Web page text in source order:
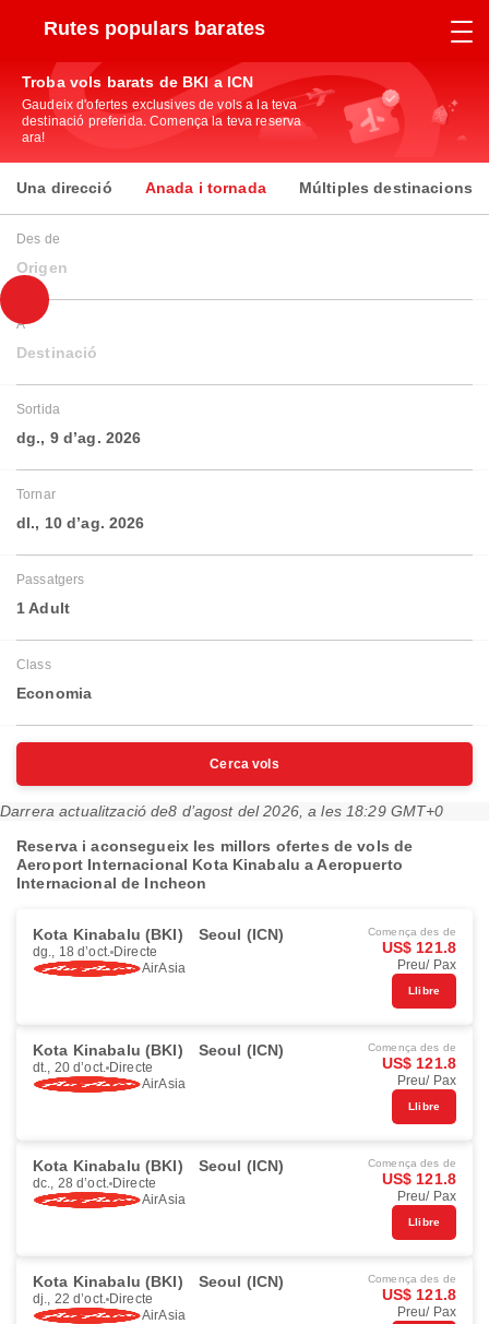
Rutes populars barates
Troba vols barats de BKI a ICN
Gaudeix d'ofertes exclusives de vols a la teva
destinació preferida. Comença la teva reserva
ara!
Una direcció Anada i tornada Múltiples destinacions
Des de
Origen
A
Destinació
Sortida
dg., 9 d’ag. 2026
Tornar
dl., 10 d’ag. 2026
Passatgers
1 Adult
Class
Economia
Cerca vols
Darrera actualització de8 d’agost del 2026, a les 18:29 GMT+0
Reserva i aconsegueix les millors ofertes de vols de
Aeroport Internacional Kota Kinabalu a Aeropuerto
Internacional de Incheon
Kota Kinabalu (BKI) Seoul (ICN)
dg., 18 d’oct. Directe
AirAsia
Comença des de
US$ 121.8
Preu/ Pax
Llibre
Kota Kinabalu (BKI) Seoul (ICN)
dt., 20 d’oct. Directe
AirAsia
Comença des de
US$ 121.8
Preu/ Pax
Llibre
Kota Kinabalu (BKI) Seoul (ICN)
dc., 28 d’oct. Directe
AirAsia
Comença des de
US$ 121.8
Preu/ Pax
Llibre
Kota Kinabalu (BKI) Seoul (ICN)
dj., 22 d’oct. Directe
AirAsia
Comença des de
US$ 121.8
Preu/ Pax